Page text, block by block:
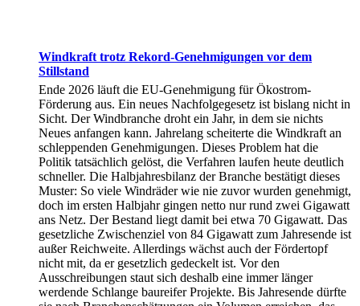
Windkraft trotz Rekord-Genehmigungen vor dem
Stillstand
Ende 2026 läuft die EU-Genehmigung für Ökostrom-
Förderung aus. Ein neues Nachfolgegesetz ist bislang nicht in
Sicht. Der Windbranche droht ein Jahr, in dem sie nichts
Neues anfangen kann. Jahrelang scheiterte die Windkraft an
schleppenden Genehmigungen. Dieses Problem hat die
Politik tatsächlich gelöst, die Verfahren laufen heute deutlich
schneller. Die Halbjahresbilanz der Branche bestätigt dieses
Muster: So viele Windräder wie nie zuvor wurden genehmigt,
doch im ersten Halbjahr gingen netto nur rund zwei Gigawatt
ans Netz. Der Bestand liegt damit bei etwa 70 Gigawatt. Das
gesetzliche Zwischenziel von 84 Gigawatt zum Jahresende ist
außer Reichweite. Allerdings wächst auch der Fördertopf
nicht mit, da er gesetzlich gedeckelt ist. Vor den
Ausschreibungen staut sich deshalb eine immer länger
werdende Schlange baureifer Projekte. Bis Jahresende dürfte